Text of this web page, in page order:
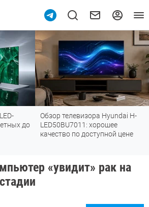
Hyundai H-
хорошее
по доступной цене
Обзор
пылесоса
убирается так,
«увидит» рак на